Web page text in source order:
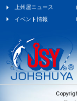
上州屋ニュース
イベント情報